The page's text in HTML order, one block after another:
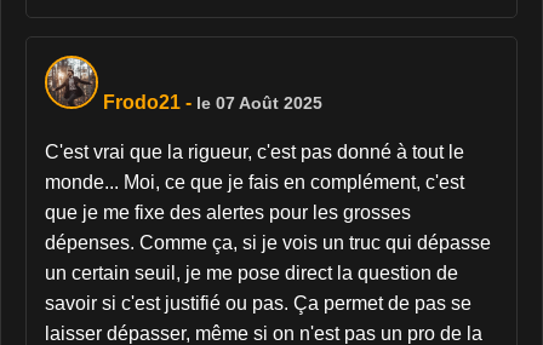
Frodo21 - le 07 Août 2025
C'est vrai que la rigueur, c'est pas donné à tout le
monde... Moi, ce que je fais en complément, c'est
que je me fixe des alertes pour les grosses
dépenses. Comme ça, si je vois un truc qui dépasse
un certain seuil, je me pose direct la question de
savoir si c'est justifié ou pas. Ça permet de pas se
laisser dépasser, même si on n'est pas un pro de la